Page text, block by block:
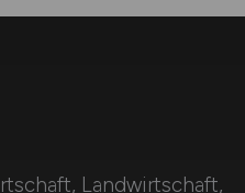
Landwirtschaft,